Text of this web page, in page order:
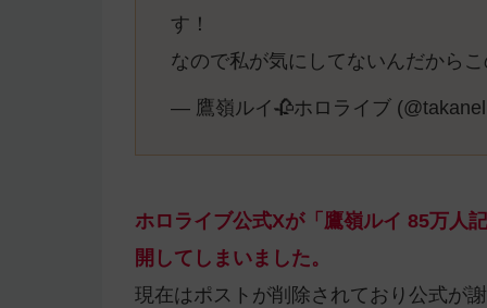
す！
なので私が気にしてないんだから
— 鷹嶺ルイ🥀ホロライブ
ホロライブ公式Xが「鷹嶺ルイ 85万人
開してしまいました。
現在はポストが削除されており公式が